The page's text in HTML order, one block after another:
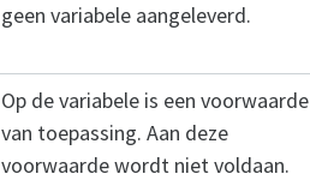
geen variabele aangeleverd.
Op de variabele is een voorwaarde
van toepassing. Aan deze
voorwaarde wordt niet voldaan.